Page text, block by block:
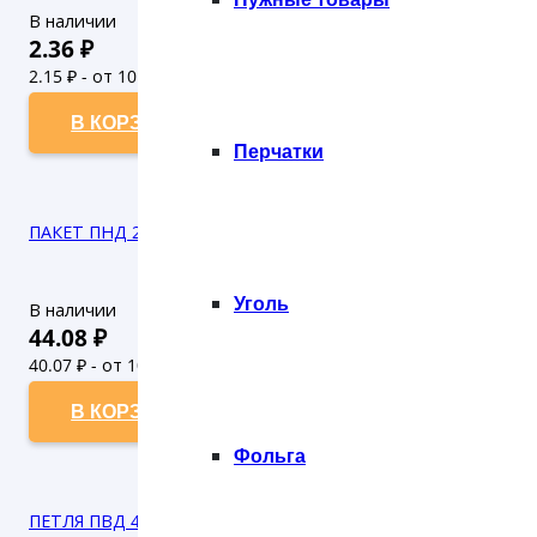
Перчатки
Уголь
Фольга
В наличии
2.36₽
2.15 ₽ - от 10.000 рублей
1.95₽ - от 50.000 рублей
В КОРЗИНУ
ПАКЕТ ПНД 25*40 8 мкм В МАЛЫХ РУЛОНАХ (1/100)
В наличии
44.08₽
40.07 ₽ - от 10.000 рублей
36.43₽ - от 50.000 рублей
В КОРЗИНУ
ПЕТЛЯ ПВД 420*440 70 мкн МОРСКОЕ ПУТЕШЕСТВИЕ (50/